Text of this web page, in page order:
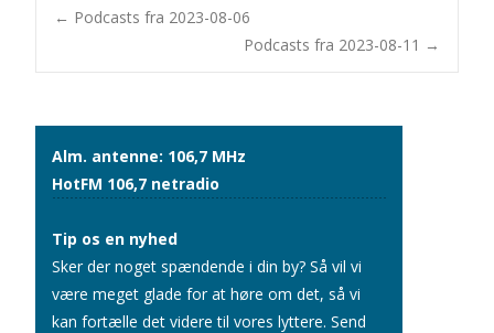
Post
← Podcasts fra 2023-08-06
Podcasts fra 2023-08-11 →
Alm. antenne: 106,7 MHz
HotFM 106,7 netradio
Tip os en nyhed
Sker der noget spændende i din by? Så vil vi
være meget glade for at høre om det, så vi
kan fortælle det videre til vores lyttere. Send